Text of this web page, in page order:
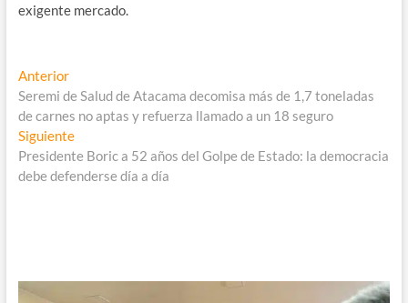
exigente mercado.
Navegación
de
entradas
AnteriorEntrada
anterior:
Seremi de Salud de Atacama decomisa más de 1,7 toneladas
de carnes no aptas y refuerza llamado a un 18 seguro
SiguienteEntrada
siguiente:
Presidente Boric a 52 años del Golpe de Estado: la democracia
debe defenderse día a día